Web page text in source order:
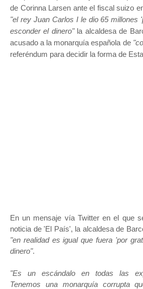
de Corinna Larsen ante el fiscal suizo
"el rey Juan Carlos I le dio 65 millones
esconder el dinero"la alcaldesa de
acusado a la monarquía española de
referéndum para decidir la forma de
En un mensaje vía Twitter en el que
noticia de 'El País', la alcaldesa de
"en realidad es igual que fuera 'por
dinero".
"Es un escándalo en todas las
Tenemos una monarquía corrupta